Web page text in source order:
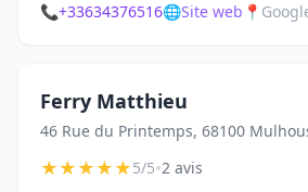
📞+33634376516🌐Site web 📍
Ferry Matthieu
46 Rue du Printemps, 68100
★★★★★5/5•2 avis